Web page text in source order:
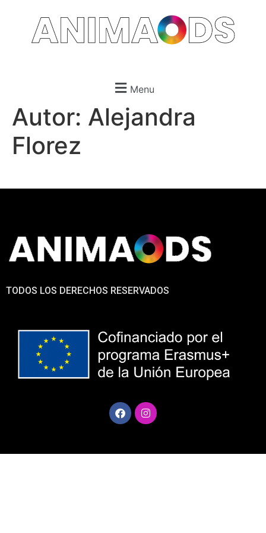
Menu
Autor: Alejandra
Florez
TODOS LOS DERECHOS RESERVADOS